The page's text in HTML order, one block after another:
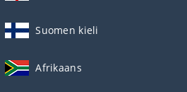
Suomen kieli
Afrikaans